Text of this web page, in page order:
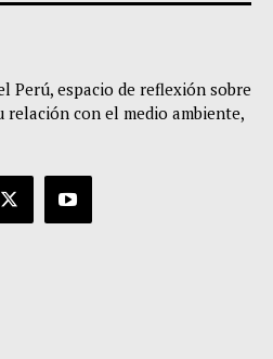
Perú, espacio de reflexión sobre
con el medio ambiente,